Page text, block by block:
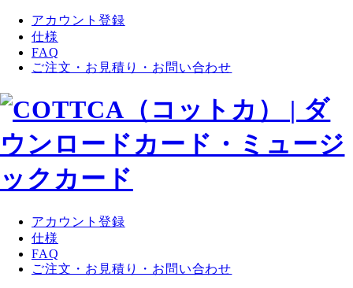
アカウント登録
仕様
FAQ
ご注文・お見積り・お問い合わせ
アカウント登録
仕様
FAQ
ご注文・お見積り・お問い合わせ